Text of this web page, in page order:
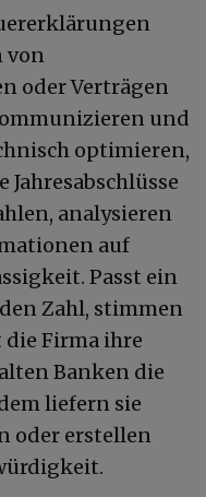
von
oder Verträgen
und
optimieren,
analysieren
auf
Passt ein
Zahl, stimmen
Firma ihre
Banken die
liefern sie
oder erstellen